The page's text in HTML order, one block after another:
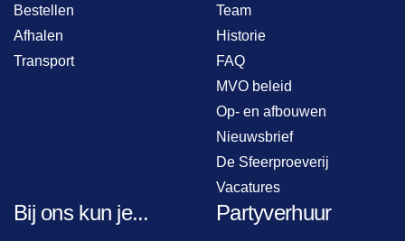
Bestellen
Afhalen
Transport
Team
Historie
FAQ
MVO beleid
Op- en afbouwen
Nieuwsbrief
De Sfeerproeverij
Vacatures
Bij ons kun je... Partyverhuur